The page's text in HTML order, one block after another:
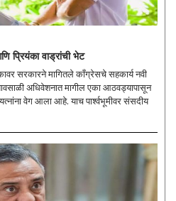
प्रियंका वाड्रांची भेट
सरकारने मागितले काँग्रेसचे सहकार्य नवी
अधिवेशनात मागील एका आठवड्यापासून
वेग आला आहे. याच पार्श्वभूमीवर संसदीय